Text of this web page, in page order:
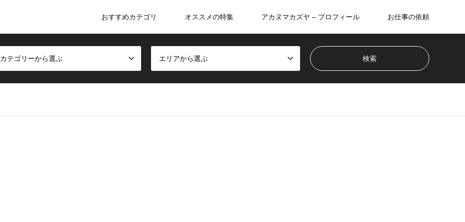
おすすめカテゴリ オススメの特集 アカヌマカズヤ – プロフィール お仕事の依頼
カテゴリーから選ぶ エリアから選ぶ